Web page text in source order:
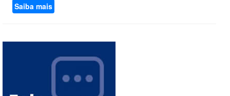
Saiba mais